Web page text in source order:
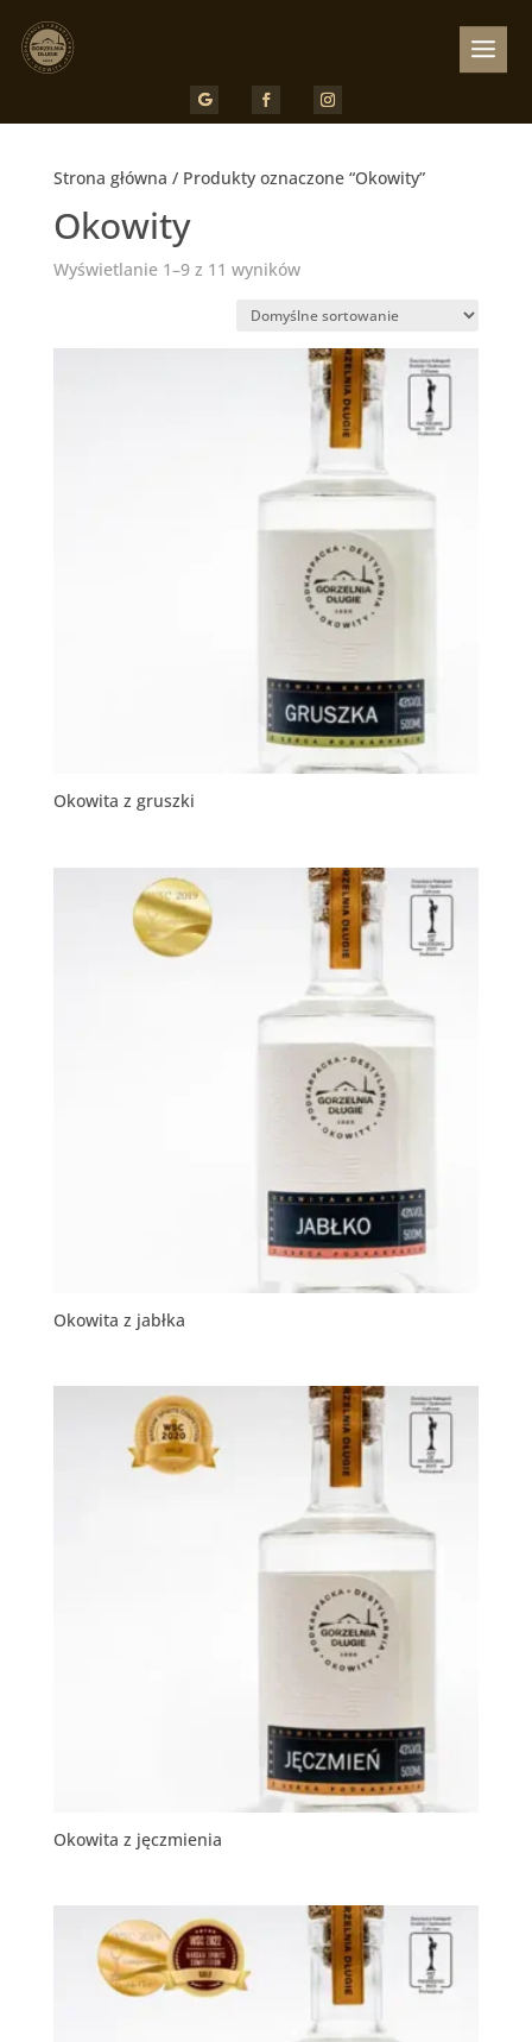
Strona główna / Produkty oznaczone “Okowity”
Okowity
Wyświetlanie 1–9 z 11 wyników
Okowita z gruszki
Okowita z jabłka
Okowita z jęczmienia